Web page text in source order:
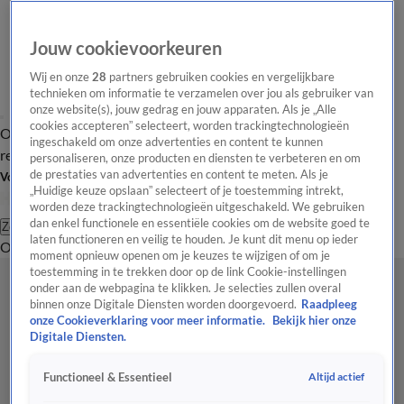
Overzicht Laatste nieuws Regionieuws Het beste van Hart
Tip de
redactie
Volg Hart van Nederland
Zoeken
OverzichtRegioUitzendingenWeerTip de redactiePanelVideo's
Jouw cookievoorkeuren
Wij en onze28 partners gebruiken cookies en vergelijkbare
technieken om informatie te verzamelen over jou als gebruiker van
onze website(s), jouw gedrag en jouw apparaten. Als je „Alle
cookies accepteren” selecteert, worden trackingtechnologieën
ingeschakeld om onze advertenties en content te kunnen
personaliseren, onze producten en diensten te verbeteren en om
de prestaties van advertenties en content te meten. Als je
„Huidige keuze opslaan” selecteert of je toestemming intrekt,
worden deze trackingtechnologieën uitgeschakeld. We gebruiken
dan enkel functionele en essentiële cookies om de website goed te
laten functioneren en veilig te houden. Je kunt dit menu op ieder
moment opnieuw openen om je keuzes te wijzigen of om je
toestemming in te trekken door op de link Cookie-instellingen
onder aan de webpagina te klikken. Je selecties zullen overal
binnen onze Digitale Diensten worden doorgevoerd. Raadpleeg
onze Cookieverklaring voor meer informatie.
Bekijk hier onze
Digitale Diensten.
Functioneel & Essentieel Altijd actief